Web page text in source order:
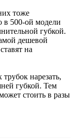
тоже
в 500-ой модели
губкой.
дешевой
на
нарезать,
губкой. Тем
стоить в разы